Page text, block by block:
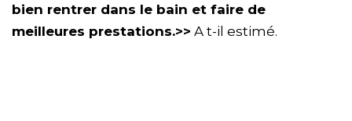
bien rentrer dans le bain et faire de
meilleures prestations.>> A t-il estimé.